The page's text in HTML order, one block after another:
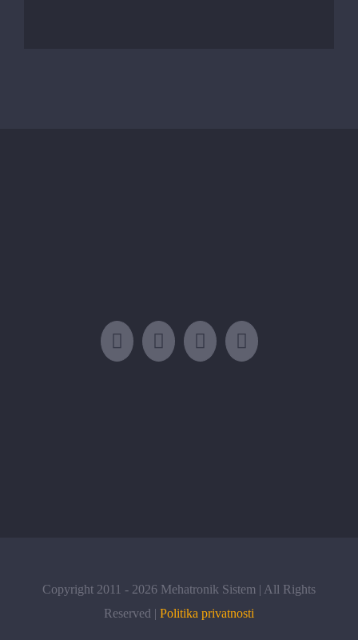
Copyright 2011 - 2026 Mehatronik Sistem | All Rights
Reserved | Politika privatnosti